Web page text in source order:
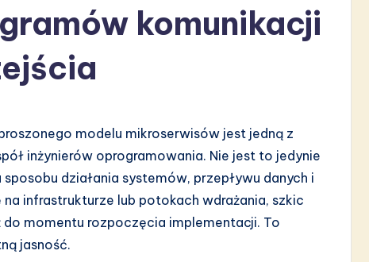
komunikacji
modelu mikroserwisów jest jedną z
inżynierów oprogramowania. Nie jest to jedynie
działania systemów, przepływu danych i
infrastrukturze lub potokach wdrażania, szkic
momentu rozpoczęcia implementacji. To
jasność.